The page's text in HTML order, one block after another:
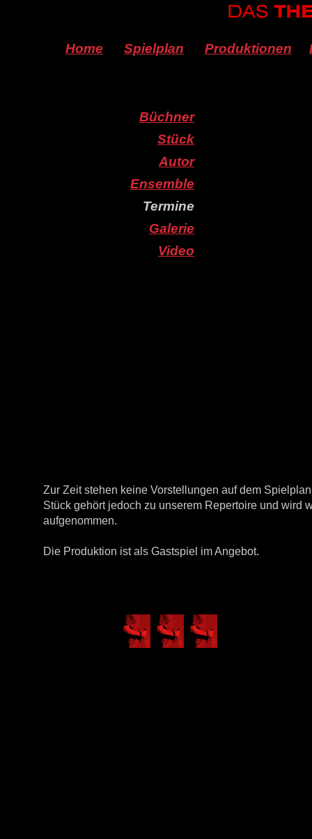
Home Spielplan Produktionen
Büchner
Stück
Autor
Ensemble
Termine
Galerie
Video
Zur Zeit stehen keine Vorstellungen auf dem
Stück gehört jedoch zu unserem Repertoire und wird
aufgenommen.
Die Produktion ist als Gastspiel im Angebot.